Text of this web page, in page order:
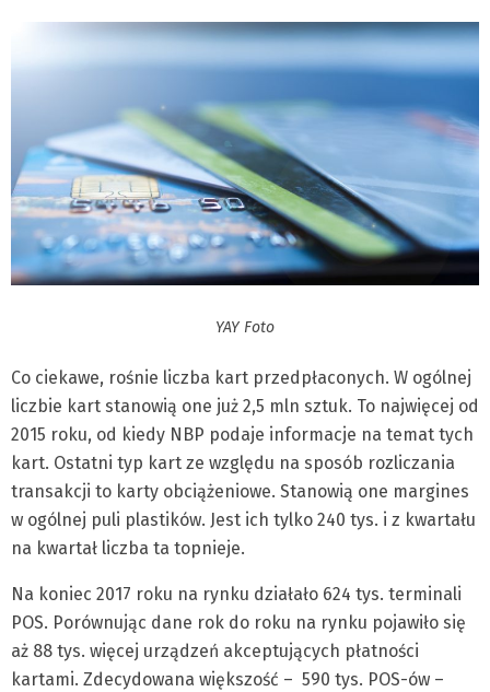
YAY Foto
Co ciekawe, rośnie liczba kart przedpłaconych. W ogólnej
liczbie kart stanowią one już 2,5 mln sztuk. To najwięcej od
2015 roku, od kiedy NBP podaje informacje na temat tych
kart. Ostatni typ kart ze względu na sposób rozliczania
transakcji to karty obciążeniowe. Stanowią one margines
w ogólnej puli plastików. Jest ich tylko 240 tys. i z kwartału
na kwartał liczba ta topnieje.
Na koniec 2017 roku na rynku działało 624 tys. terminali
POS. Porównując dane rok do roku na rynku pojawiło się
aż 88 tys. więcej urządzeń akceptujących płatności
kartami. Zdecydowana większość – 590 tys. POS-ów –